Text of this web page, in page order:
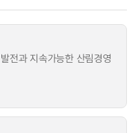
전과 지속가능한 산림경영